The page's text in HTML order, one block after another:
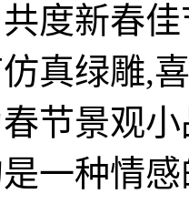
度新春
真绿雕,
节景观
一种情